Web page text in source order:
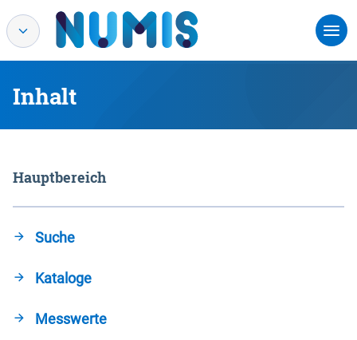
Inhalt
Hauptbereich
Suche
Kataloge
Messwerte